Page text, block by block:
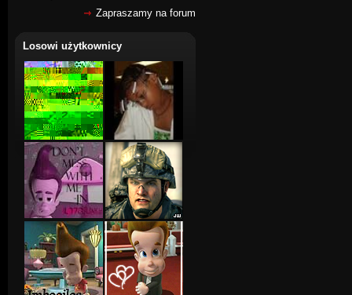
Zapraszamy na forum
Losowi użytkownicy